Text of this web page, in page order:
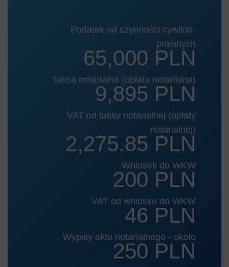
Podatek od czynności cywilno-
prawnych
65,000 PLN
Taksa notarialna (opłata notarialna)
9,895 PLN
VAT od taksy notarialnej (opłaty
notarialnej)
2,275.85 PLN
Wniosek do WKW
200 PLN
VAT od wniosku do WKW
46 PLN
Wypisy aktu notarialnego - około
250 PLN